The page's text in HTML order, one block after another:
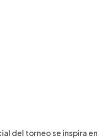
del torneo se inspira en